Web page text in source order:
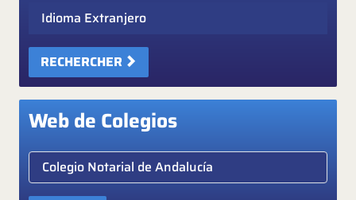
Idioma Extranjero
RECHERCHER
Web de Colegios
Elige colegio notarial